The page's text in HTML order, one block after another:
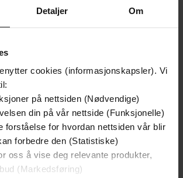
Detaljer Om
cookies (informasjonskapsler). Vi
på nettsiden (Nødvendige)
din på vår nettside (Funksjonelle)
forståelse for hvordan nettsiden vår blir
forbedre den (Statistiske)
oss å vise deg relevante produkter,
(Markedsføring)
Thunder of the Gods: Empire VIII
236,-
Vengeance: Empire XII
Anthony Riches